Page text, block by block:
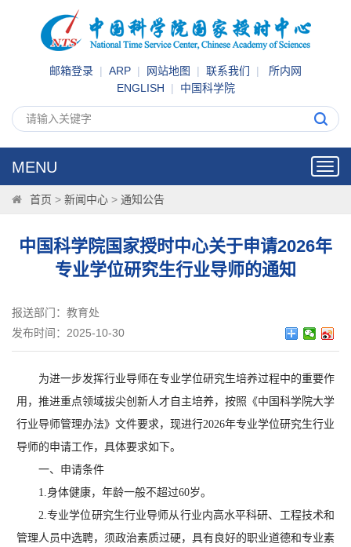
邮箱登录 | ARP | 网站地图 | 联系我们 | 所内网
ENGLISH | 中国科学院
MENU
首页 > 新闻中心 > 通知公告
中国科学院国家授时中心关于申请2026年
专业学位研究生行业导师的通知
报送部门：教育处
发布时间：2025-10-30
为进一步发挥行业导师在专业学位研究生培养过程中的重要作
用，推进重点领域拔尖创新人才自主培养，按照《中国科学院大学
行业导师管理办法》文件要求，现进行2026年专业学位研究生行业
导师的申请工作，具体要求如下。
一、申请条件
1.身体健康，年龄一般不超过60岁。
2.专业学位研究生行业导师从行业内高水平科研、工程技术和
管理人员中选聘，须政治素质过硬，具有良好的职业道德和专业素